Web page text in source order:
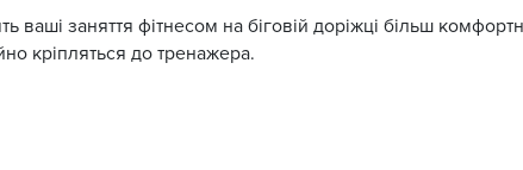
ваші заняття фітнесом на біговій доріжці більш
кріпляться до тренажера.